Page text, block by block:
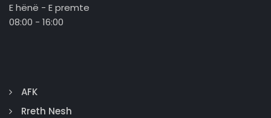
E hënë - E premte
08:00 - 16:00
AFK
Rreth Nesh